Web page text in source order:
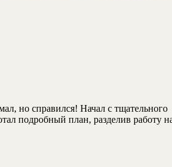
но справился! Начал с тщательного
подробный план, разделив работу